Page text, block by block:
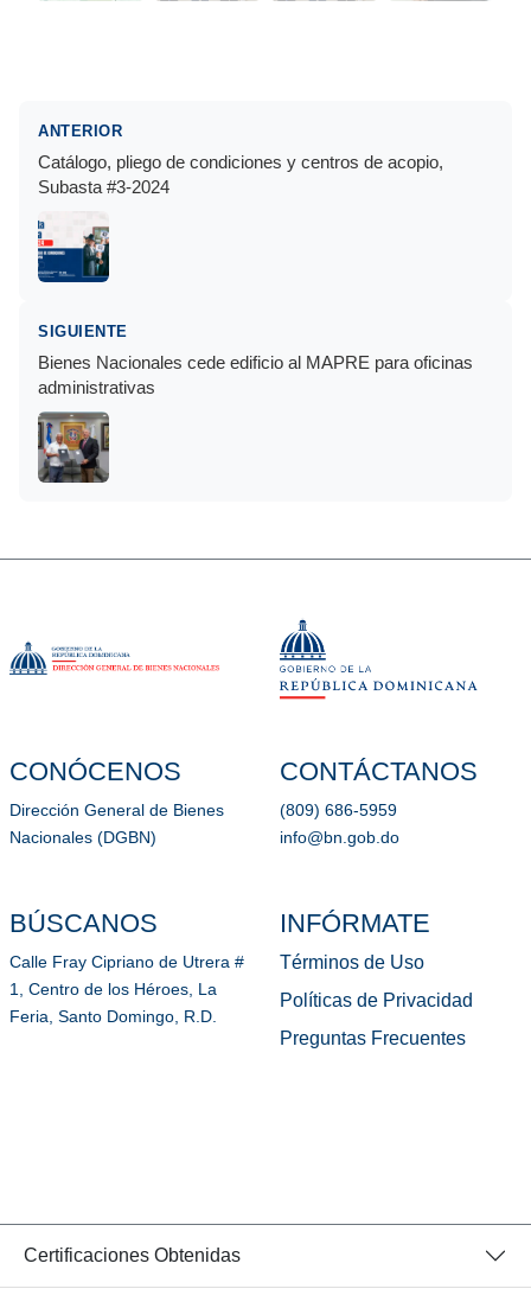
ANTERIOR
Catálogo, pliego de condiciones y centros de acopio,
Subasta #3-2024
SIGUIENTE
Bienes Nacionales cede edificio al MAPRE para oficinas
administrativas
CONÓCENOS
Dirección General de Bienes
Nacionales (DGBN)
BÚSCANOS
Calle Fray Cipriano de Utrera #
1, Centro de los Héroes, La
Feria, Santo Domingo, R.D.
CONTÁCTANOS
(809) 686-5959
info@bn.gob.do
INFÓRMATE
Términos de Uso
Políticas de Privacidad
Preguntas Frecuentes
Certificaciones Obtenidas